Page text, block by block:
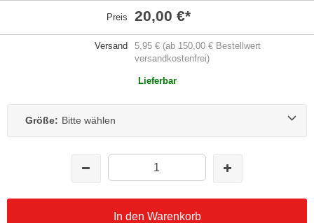
Preis 20,00 €*
Versand
5,95 € (ab 150,00 € Bestellwert
versandkostenfrei)
Lieferbar
Größe: Bitte wählen
In den Warenkorb